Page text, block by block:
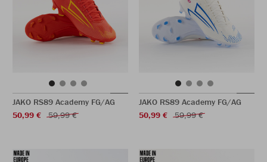
JAKO RS89 Academy FG/AG
50,99 €
59,99 €
JAKO RS89 Academy FG/AG
50,99 €
59,99 €